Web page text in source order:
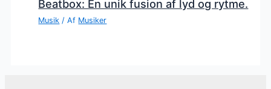
Beatbox: En unik fusion af lyd og rytme.
Musik / Af Musiker